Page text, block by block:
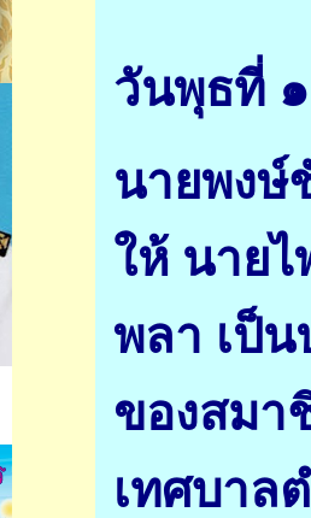
วันพุธที่
นายพงษ์
ให้ นาย
พลา เป็
ของสมา
เทศบาล